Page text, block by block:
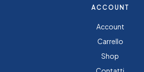
ACCOUNT
Account
Carrello
Shop